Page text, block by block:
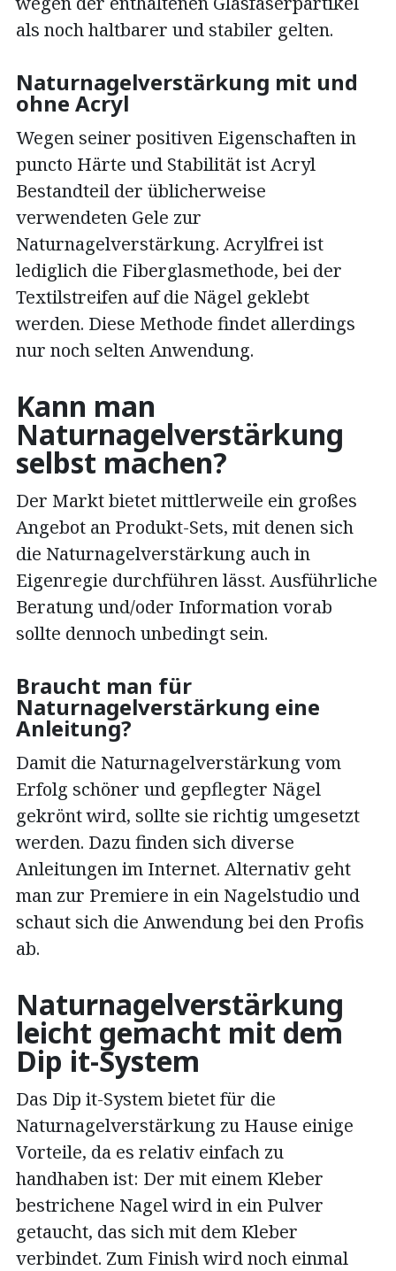
als noch haltbarer und stabiler gelten.
Naturnagelverstärkung mit und
ohne Acryl
Wegen seiner positiven Eigenschaften in
puncto Härte und Stabilität ist Acryl
Bestandteil der üblicherweise
verwendeten Gele zur
Naturnagelverstärkung. Acrylfrei ist
lediglich die Fiberglasmethode, bei der
Textilstreifen auf die Nägel geklebt
werden. Diese Methode findet allerdings
nur noch selten Anwendung.
Kann man
Naturnagelverstärkung
selbst machen?
Der Markt bietet mittlerweile ein großes
Angebot an Produkt-Sets, mit denen sich
die Naturnagelverstärkung auch in
Eigenregie durchführen lässt. Ausführliche
Beratung und/oder Information vorab
sollte dennoch unbedingt sein.
Braucht man für
Naturnagelverstärkung eine
Anleitung?
Damit die Naturnagelverstärkung vom
Erfolg schöner und gepflegter Nägel
gekrönt wird, sollte sie richtig umgesetzt
werden. Dazu finden sich diverse
Anleitungen im Internet. Alternativ geht
man zur Premiere in ein Nagelstudio und
schaut sich die Anwendung bei den Profis
ab.
Naturnagelverstärkung
leicht gemacht mit dem
Dip it-System
Das Dip it-System bietet für die
Naturnagelverstärkung zu Hause einige
Vorteile, da es relativ einfach zu
handhaben ist: Der mit einem Kleber
bestrichene Nagel wird in ein Pulver
getaucht, das sich mit dem Kleber
verbindet. Zum Finish wird noch einmal